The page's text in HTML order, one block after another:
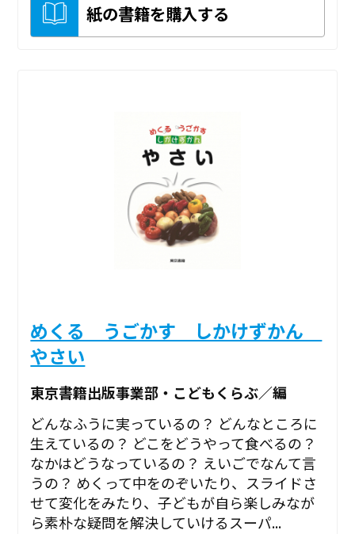
紙の書籍を購入する
めくる うごかす しかけずかん
やさい
東京書籍出版事業部・こどもくらぶ／編
どんなふうに実っているの？ どんなところに
生えているの？ どこをどうやって食べるの？
なかはどうなっているの？ えいごでなんて言
うの？ めくって中をのぞいたり、スライドさ
せて変化をみたり、子どもが自ら楽しみなが
ら素朴な疑問を解決していけるスーパ...